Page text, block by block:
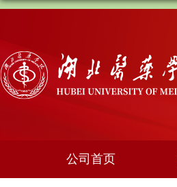
公司首页